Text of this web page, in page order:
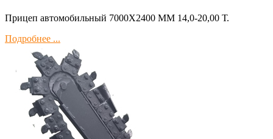
Прицеп автомобильный 7000Х2400 ММ 14,0-20,00 Т.
Подробнее ...